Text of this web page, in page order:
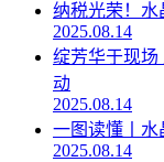
纳税光荣！水
2025.08.14
绽芳华于现场
动
2025.08.14
一图读懂丨水
2025.08.14